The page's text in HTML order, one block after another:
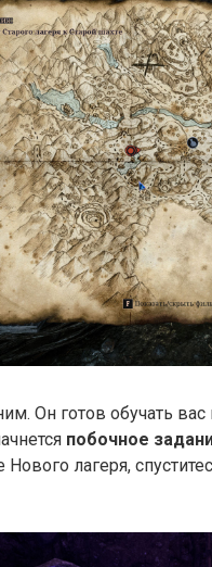
Он готов обучать
побочное
лагеря,